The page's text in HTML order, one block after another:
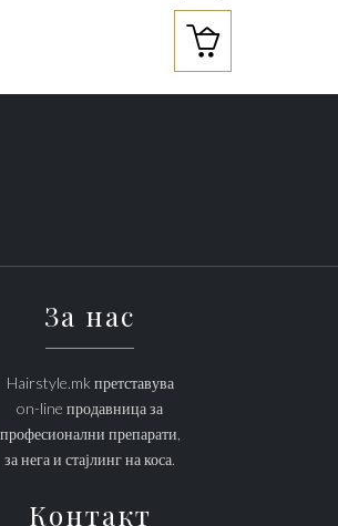

За нас
Hairstyle.mk претставува
on-line продавница за
професионални препарати,
за нега и стајлинг на коса.
Контакт